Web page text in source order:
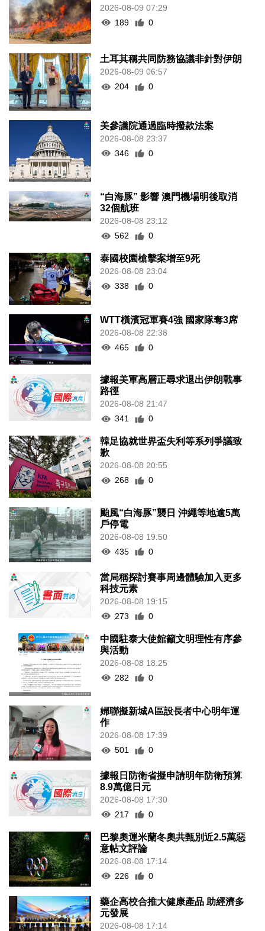
2026-08-09 07:29
189
0
土耳其稱共同防務協議非針對伊朗
2026-08-09 06:57
204
0
美參議院通過臨時撥款法案
2026-08-08 23:37
346
0
“白海豚” 影響 澳門機場明後取消
32個航班
2026-08-08 23:12
562
0
泰國校園槍擊案增至9死
2026-08-08 23:04
338
0
WTT橫濱冠軍賽4強 國家隊奪3席
2026-08-08 22:38
465
0
據報美軍高層正尋求退出伊朗戰事
路徑
2026-08-08 21:47
341
0
韓足協就世界盃失利等系列爭議致
歉
2026-08-08 20:55
268
0
颱風“白海豚”襲日 沖繩等地逾5萬
戶停電
2026-08-08 19:50
435
0
當局稱探討賽事周邊體驗加入更多
科技元素
2026-08-08 19:15
273
0
中國駐泰大使館籲文明理性有序參
與活動
2026-08-08 18:25
282
0
婦聯擬新城A區設長者中心明年運
作
2026-08-08 17:39
501
0
據報日防衛省擬申請明年防衛預算
8.9萬億日元
2026-08-08 17:30
217
0
巴黎奧運米蘭冬奧共甄別近2.5萬惡
意帖文評論
2026-08-08 17:14
226
0
藥企高校合推大健康產品 助經濟多
元發展
2026-08-08 17:14